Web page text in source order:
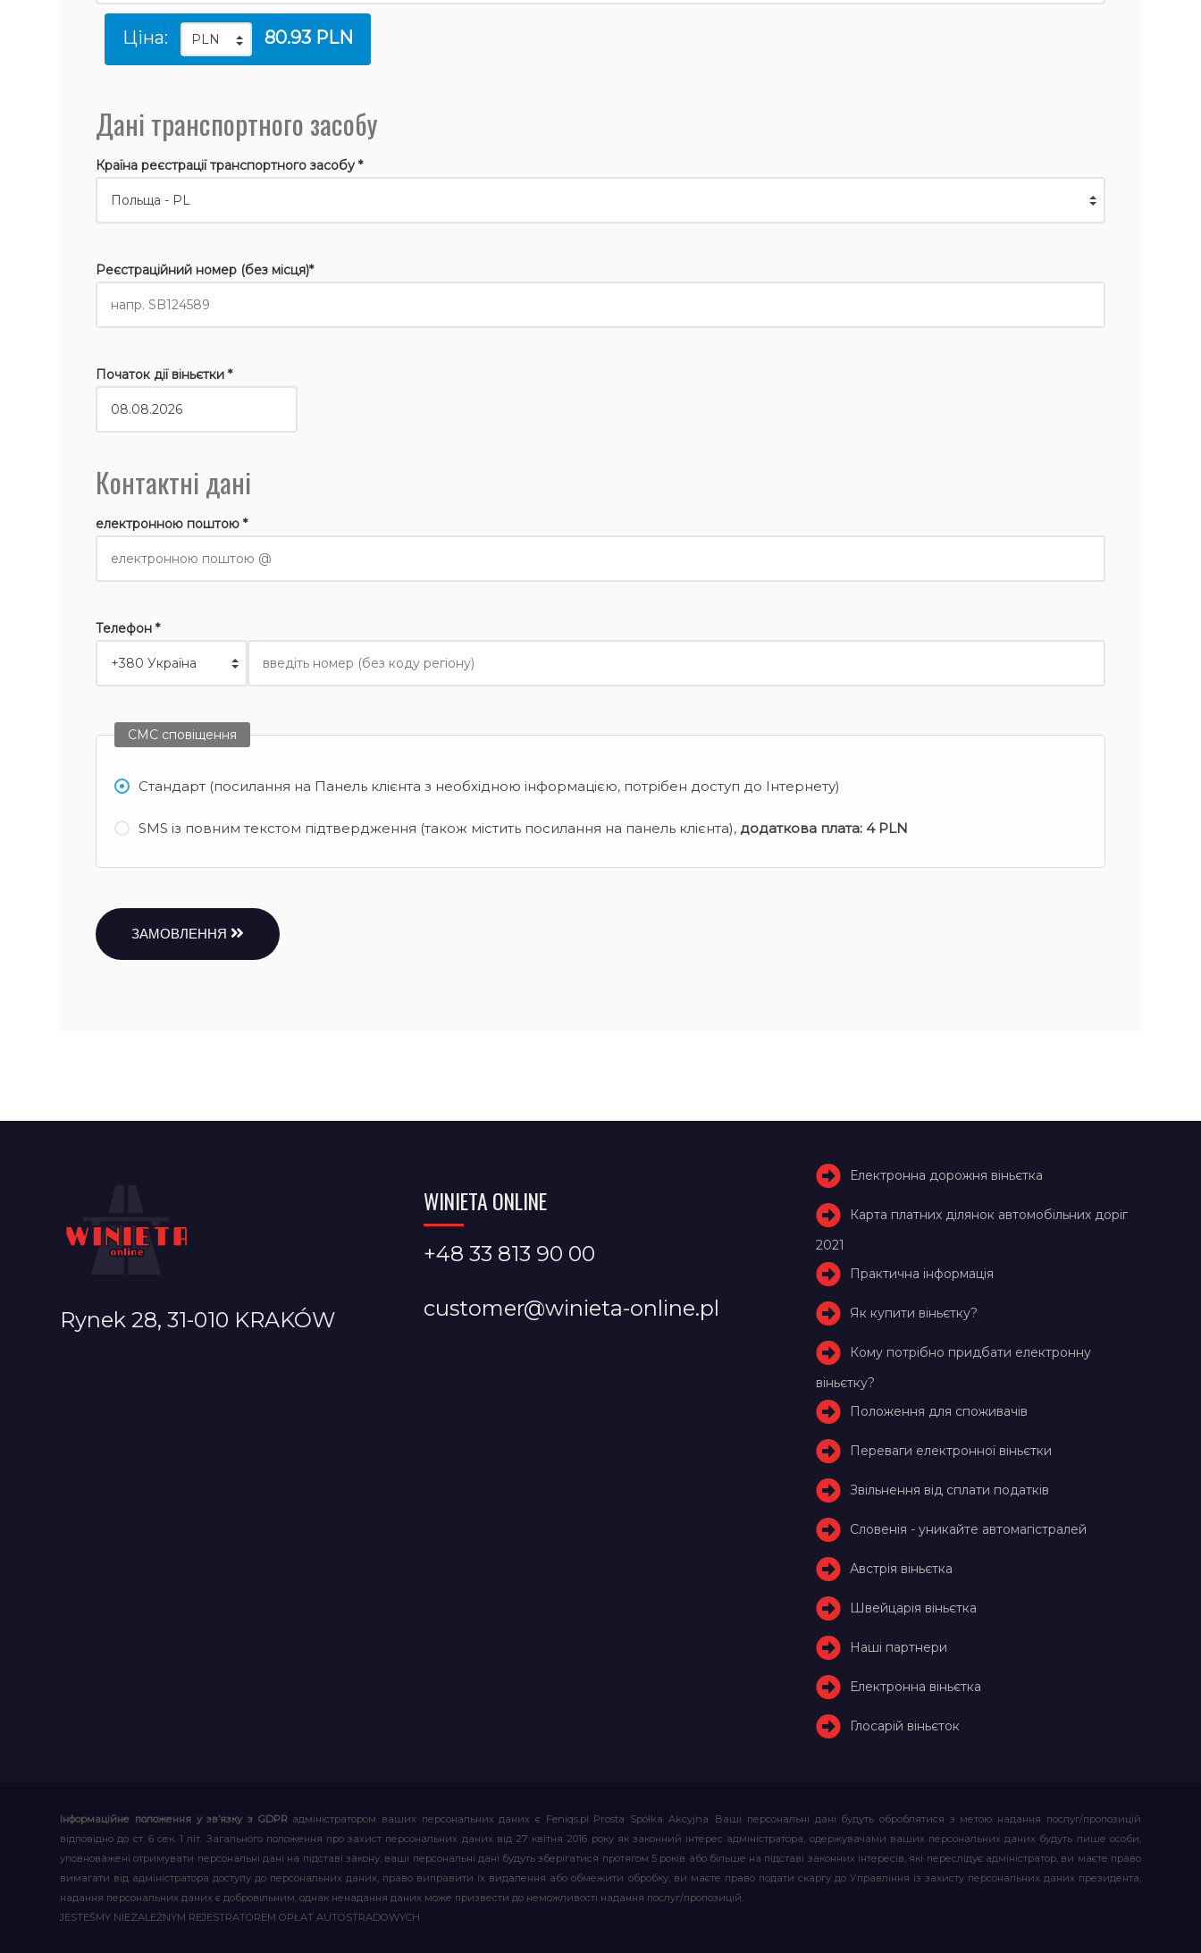
Ціна: 80.93 PLN
Дані транспортного засобу
Країна реєстрації транспортного засобу *
Реєстраційний номер (без місця)*
Початок дії віньєтки *
Контактні дані
електронною поштою *
Телефон *
СМС сповіщення
Стандарт (посилання на Панель клієнта з необхідною інформацією, потрібен доступ до Інтернету)
SMS із повним текстом підтвердження (також містить посилання на панель клієнта),додаткова плата: 4 PLN
ЗАМОВЛЕННЯ
Rynek 28, 31-010 KRAKÓW
WINIETA ONLINE
+48 33 813 90 00
customer@winieta-online.pl
Електронна дорожня віньєтка
Карта платних ділянок автомобільних доріг
2021
Практична інформація
Як купити віньєтку?
Кому потрібно придбати електронну
віньєтку?
Положення для споживачів
Переваги електронної віньєтки
Звільнення від сплати податків
Словенія - уникайте автомагістралей
Австрія віньєтка
Швейцарія віньєтка
Наші партнери
Електронна віньєтка
Глосарій віньєток
Інформаційне положення у зв’язку з GDPR адміністратором ваших персональних даних є Feniqs.pl Prosta Spółka Akcyjna. Ваші персональні дані будуть оброблятися з метою надання послуг/пропозицій
відповідно до ст. 6 сек. 1 літ. Загального положення про захист персональних даних від 27 квітня 2016 року як законний інтерес адміністратора, одержувачами ваших персональних даних будуть лише особи,
уповноважені отримувати персональні дані на підставі закону, ваші персональні дані будуть зберігатися протягом 5 років або більше на підставі законних інтересів, які переслідує адміністратор, ви маєте право
вимагати від адміністратора доступу до персональних даних, право виправити їх видалення або обмежити обробку, ви маєте право подати скаргу до Управління із захисту персональних даних президента,
надання персональних даних є добровільним, однак ненадання даних може призвести до неможливості надання послуг/пропозицій.
JESTEŚMY NIEZALEŻNYM REJESTRATOREM OPŁAT AUTOSTRADOWYCH